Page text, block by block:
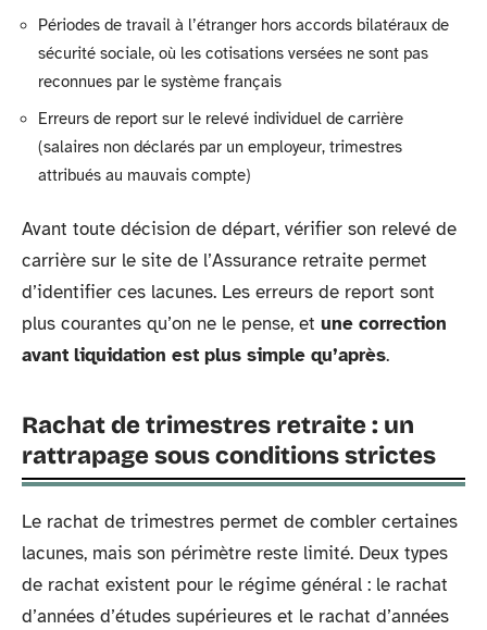
Périodes de travail à l’étranger hors accords bilatéraux de
sécurité sociale, où les cotisations versées ne sont pas
reconnues par le système français
Erreurs de report sur le relevé individuel de carrière
(salaires non déclarés par un employeur, trimestres
attribués au mauvais compte)
Avant toute décision de départ, vérifier son relevé de
carrière sur le site de l’Assurance retraite permet
d’identifier ces lacunes. Les erreurs de report sont
plus courantes qu’on ne le pense, et une correction
avant liquidation est plus simple qu’après.
Rachat de trimestres retraite : un
rattrapage sous conditions strictes
Le rachat de trimestres permet de combler certaines
lacunes, mais son périmètre reste limité. Deux types
de rachat existent pour le régime général : le rachat
d’années d’études supérieures et le rachat d’années